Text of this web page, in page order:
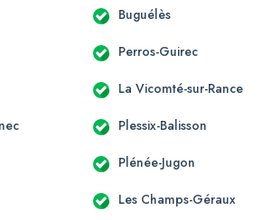
Buguélès
Perros-Guirec
La Vicomté-sur-Rance
Plessix-Balisson
Plénée-Jugon
Les Champs-Géraux